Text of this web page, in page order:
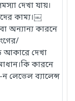
দেখা যায়।
কাম্য।￼
অন্যান্য কারনে
আকারে দেখা
কারনে
লেভেল ব্যালেন্স